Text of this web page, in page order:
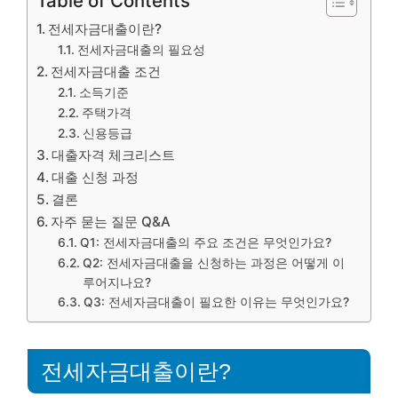
전세자금대출이란?
전세자금대출의 필요성
전세자금대출 조건
소득기준
주택가격
신용등급
대출자격 체크리스트
대출 신청 과정
결론
자주 묻는 질문 Q&A
Q1: 전세자금대출의 주요 조건은 무엇인가요?
Q2: 전세자금대출을 신청하는 과정은 어떻게 이
루어지나요?
Q3: 전세자금대출이 필요한 이유는 무엇인가요?
전세자금대출이란?